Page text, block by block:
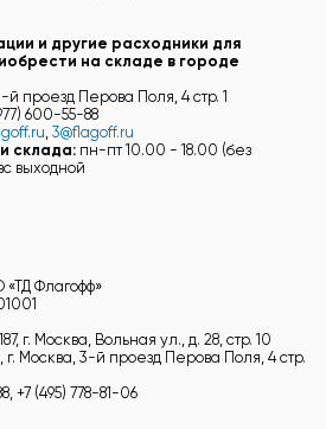
и другие расходники для
на складе в городе
3-й проезд Перова Поля, 4 стр. 1
600-55-88
, 3@flagoff.ru
склада: пн-пт 10.00 - 18.00 (без
выходной
Флагофф»
г. Москва, Вольная ул., д. 28, стр. 10
г. Москва, 3-й проезд Перова Поля, 4 стр.
+7 (495) 778-81-06